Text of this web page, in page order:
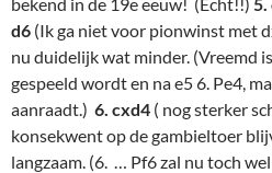
d6 (Ik ga niet voor pionwinst met
nu duidelijk wat minder. (Vreemd
gespeeld wordt en na e5 6. Pe4,
aanraadt.) 6. cxd4 ( nog sterker
konsekwent op de gambieltoer
langzaam. (6. … Pf6 zal nu toch